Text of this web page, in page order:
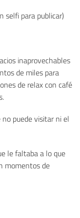
selfi para publicar)
inaprovechables
de miles para
de relax con café
puede visitar ni el
le faltaba a lo que
momentos de